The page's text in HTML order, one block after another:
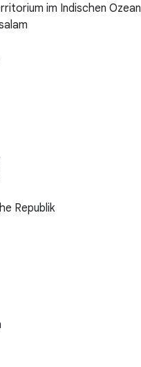
im Indischen Ozean
Republik